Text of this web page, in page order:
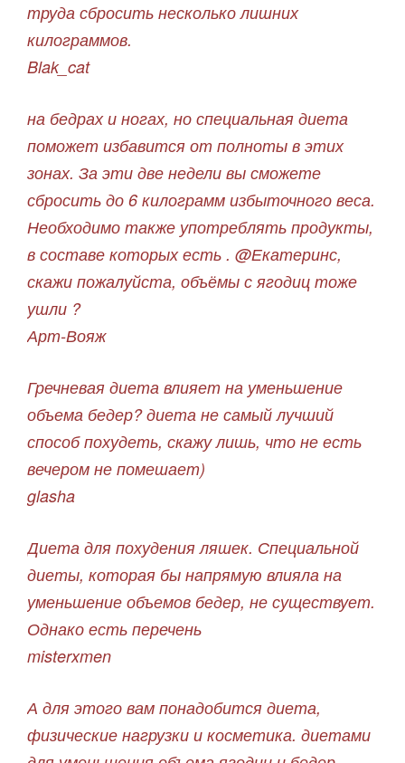
труда сбросить несколько лишних
килограммов.
Blak_cat
на бедрах и ногах, но специальная диета
поможет избавится от полноты в этих
зонах. За эти две недели вы сможете
сбросить до 6 килограмм избыточного веса.
Необходимо также употреблять продукты,
в составе которых есть . @Екатеринс,
скажи пожалуйста, объёмы с ягодиц тоже
ушли ?
Арт-Вояж
Гречневая диета влияет на уменьшение
объема бедер? диета не самый лучший
способ похудеть, скажу лишь, что не есть
вечером не помешает)
glasha
Диета для похудения ляшек. Специальной
диеты, которая бы напрямую влияла на
уменьшение объемов бедер, не существует.
Однако есть перечень
misterxmen
А для этого вам понадобится диета,
физические нагрузки и косметика. диетами